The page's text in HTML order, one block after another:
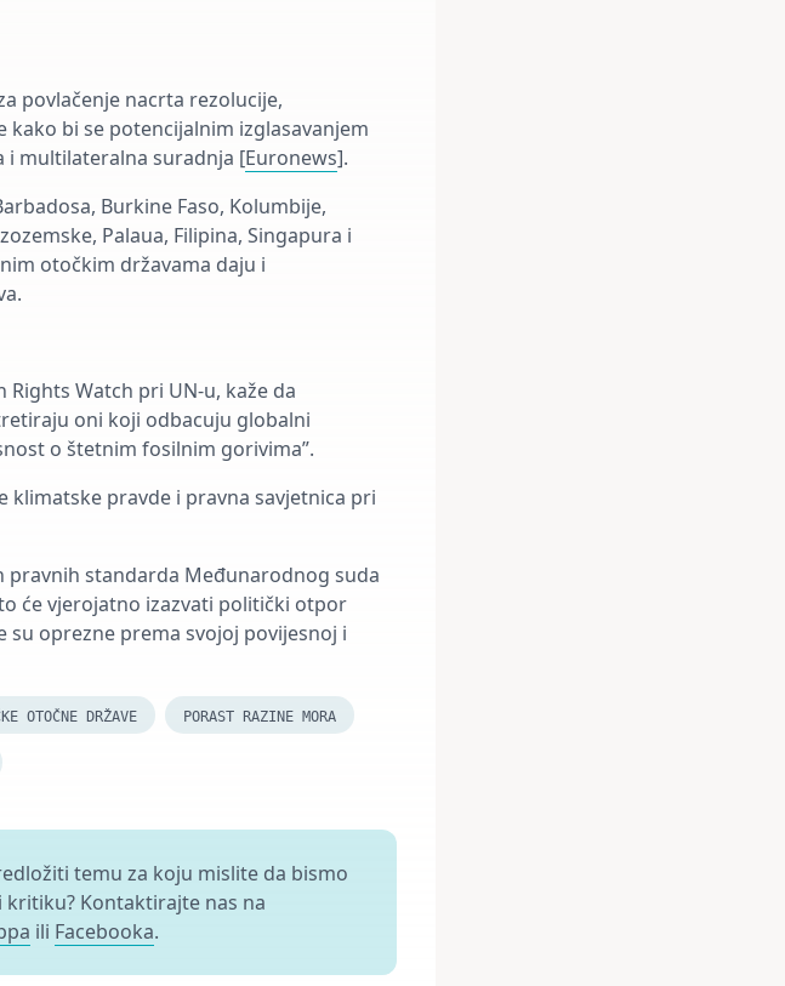
povlačenje nacrta rezolucije,
kako bi se potencijalnim izglasavanjem
i multilateralna suradnja [Euronews].
Burkine Faso, Kolumbije,
Palaua, Filipina, Singapura i
otočkim državama daju i
Watch pri UN-u, kaže da
oni koji odbacuju globalni
o štetnim fosilnim gorivima”.
klimatske pravde i pravna savjetnica pri
pravnih standarda Međunarodnog suda
će vjerojatno izazvati politički otpor
su oprezne prema svojoj povijesnoj i
OTOČNE DRŽAVE PORAST RAZINE MORA
temu za koju mislite da bismo
Kontaktirajte nas na
ili Facebooka.